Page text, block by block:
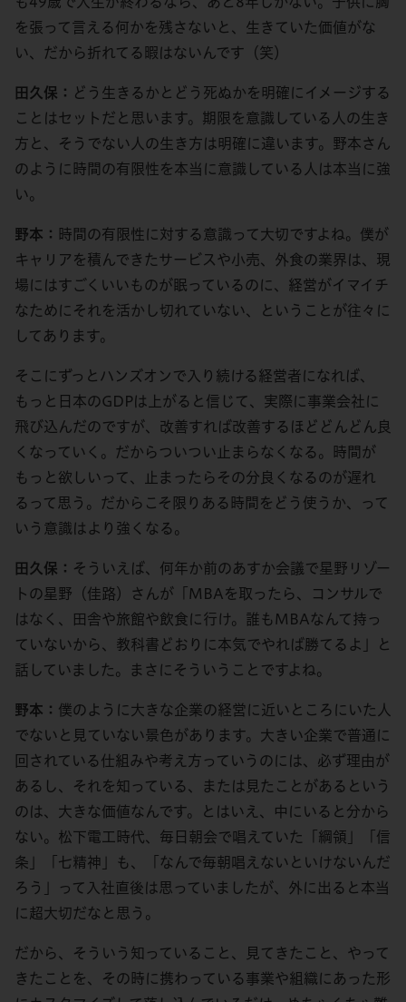
を張って言える何かを残さないと、生きていた価値がな
い、だから折れてる暇はないんです（笑）
田久保：
どう生きるかとどう死ぬかを明確にイメージする
ことはセットだと思います。期限を意識している人の生き
方と、そうでない人の生き方は明確に違います。野本さん
のように時間の有限性を本当に意識している人は本当に強
い。
野本：
時間の有限性に対する意識って大切ですよね。僕が
キャリアを積んできたサービスや小売、外食の業界は、現
場にはすごくいいものが眠っているのに、経営がイマイチ
なためにそれを活かし切れていない、ということが往々に
してあります。
そこにずっとハンズオンで入り続ける経営者になれば、
もっと日本のGDPは上がると信じて、実際に事業会社に
飛び込んだのですが、改善すれば改善するほどどんどん良
くなっていく。だからついつい止まらなくなる。時間が
もっと欲しいって、止まったらその分良くなるのが遅れ
るって思う。だからこそ限りある時間をどう使うか、って
いう意識はより強くなる。
田久保： そういえば、何年か前のあすか会議で星野リゾー
トの星野（佳路）さんが「MBAを取ったら、コンサルで
はなく、田舎や旅館や飲食に行け。誰もMBAなんて持っ
ていないから、教科書どおりに本気でやれば勝てるよ」と
話していました。まさにそういうことですよね。
野本： 僕のように大きな企業の経営に近いところにいた人
でないと見ていない景色があります。大きい企業で普通に
回されている仕組みや考え方っていうのには、必ず理由が
あるし、それを知っている、または見たことがあるという
のは、大きな価値なんです。とはいえ、中にいると分から
ない。松下電工時代、毎日朝会で唱えていた「綱領」「信
条」「七精神」も、「なんで毎朝唱えないといけないんだ
ろう」って入社直後は思っていましたが、外に出ると本当
に超大切だなと思う。
だから、そういう知っていること、見てきたこと、やって
きたことを、その時に携わっている事業や組織にあった形